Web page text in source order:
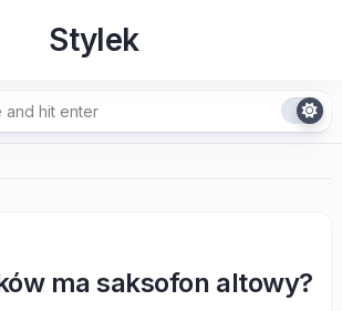
Stylek
ma saksofon altowy?